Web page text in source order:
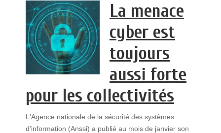
La menace
cyber est
toujours
aussi forte
pour les collectivités
L'Agence nationale de la sécurité des systèmes
d'information (Anssi) a publié au mois de janvier son